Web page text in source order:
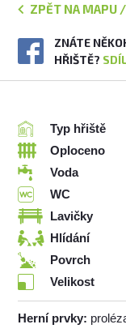
ZPĚT NA MAPU
ZNÁTE
HŘIŠTĚ?
Typ hřiště
Oploceno
Voda
WC
Lavičky
Hlídání
Povrch
Velikost
Herní prvky: